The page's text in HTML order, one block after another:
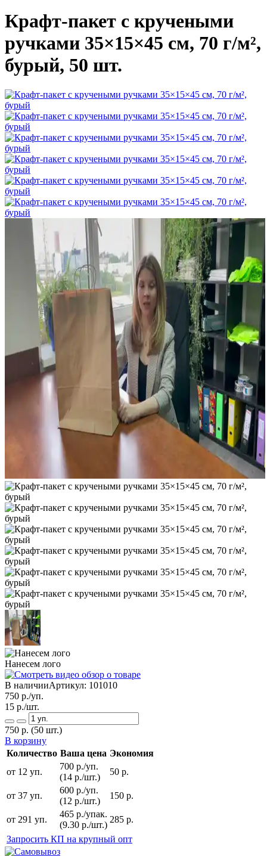
Крафт-пакет с кручеными
ручками 35×15×45 см, 70 г/м²,
бурый, 50 шт.
Нанесем лого
В наличииАртикул: 101010
750 р./уп.
15 р./шт.
750 р. (50 шт.)
В корзину
Количество Ваша цена Экономия
от 12 уп.
700 р./уп.
(14 р./шт.)
50 р.
от 37 уп.
600 р./уп.
(12 р./шт.)
150 р.
от 291 уп.
465 р./упак.
(9.30 р./шт.)
285 р.
Запросить КП на крупный опт